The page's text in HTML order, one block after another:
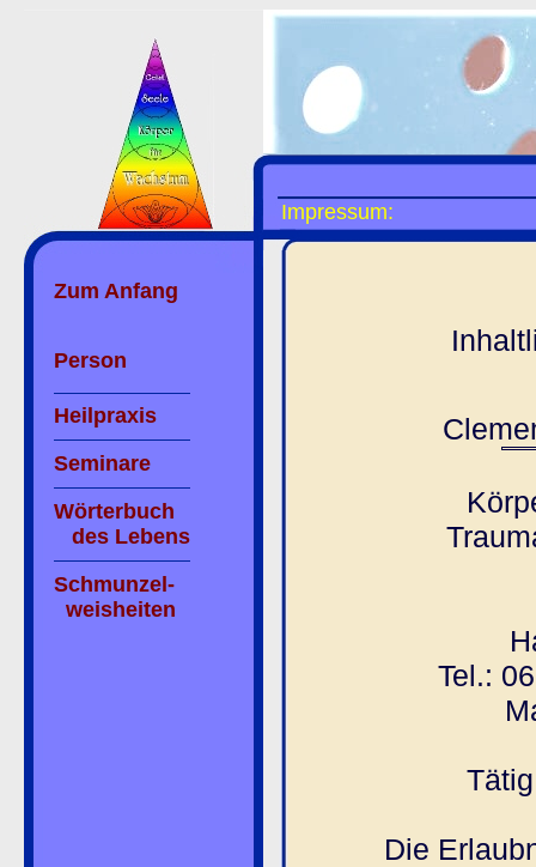
Zum Anfang
Person
Heilpraxis
Seminare
Wörterbuch
des Lebens
Schmunzel-
weisheiten
Impressum:
Tel.:
Die